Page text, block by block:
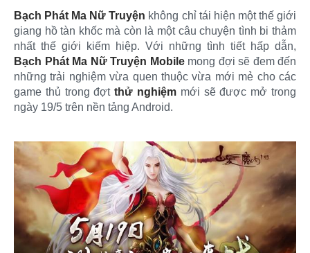
Bạch Phát Ma Nữ Truyện không chỉ tái hiện một thế giới
giang hồ tàn khốc mà còn là một câu chuyện tình bi thảm
nhất thế giới kiếm hiệp. Với những tình tiết hấp dẫn,
Bạch Phát Ma Nữ Truyện Mobilemong đợi sẽ đem đến
những trải nghiệm vừa quen thuộc vừa mới mẻ cho các
game thủ trong đợtthử nghiệm mới sẽ được mở trong
ngày 19/5 trên nền tảng Android.